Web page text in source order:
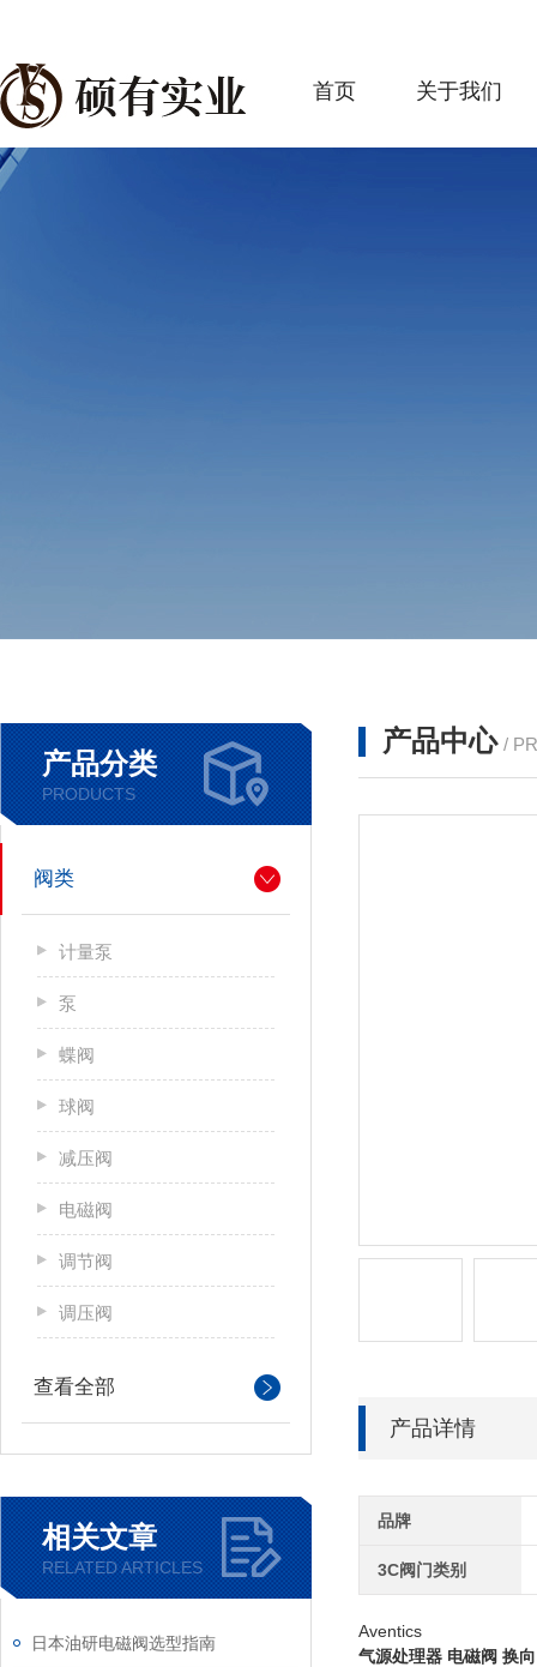
首页 关于我们
产品分类
PRODUCTS
阀类
计量泵
泵
蝶阀
球阀
减压阀
电磁阀
调节阀
调压阀
查看全部
相关文章
RELATED ARTICLES
日本油研电磁阀选型指南
产品中心 /
产品详情
品牌
3C阀门类别
Aventics
气源处理器 电磁阀 换